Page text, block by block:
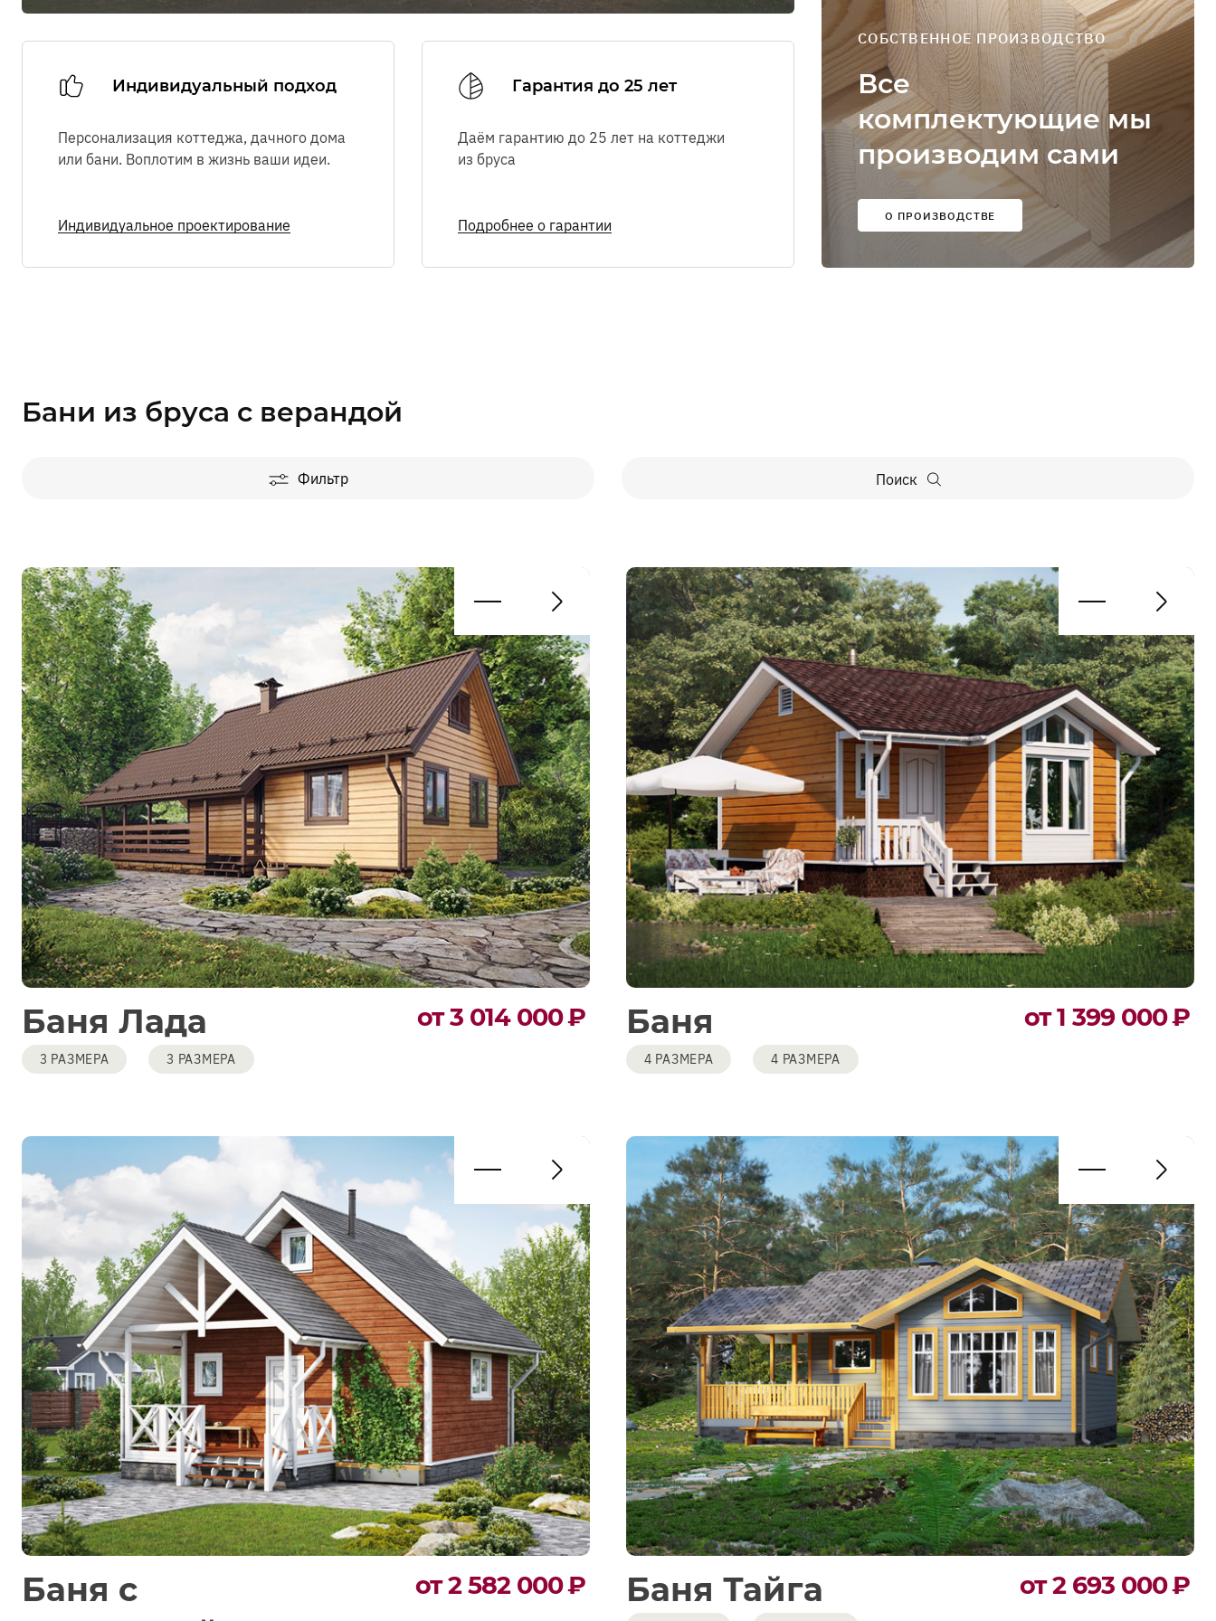
СОБСТВЕННОЕ ПРОИЗВОДСТВО
Все
комплектующие мы
производим сами
О ПРОИЗВОДСТВЕ
Индивидуальный подход
Персонализация коттеджа, дачного дома
или бани. Воплотим в жизнь ваши идеи.
Индивидуальное проектирование
Гарантия до 25 лет
Даём гарантию до 25 лет на коттеджи
из бруса
Подробнее о гарантии
Бани из бруса с верандой
Поиск
Фильтр
Баня Лада
3 РАЗМЕРА 3 РАЗМЕРА
от 3 014 000₽ Баня
4 РАЗМЕРА 4 РАЗМЕРА
от 1 399 000₽
Баня с
от 2 582 000₽ Баня Тайга от 2 693 000₽